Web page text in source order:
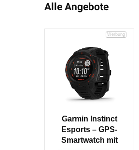
Alle Angebote
Garmin Instinct
Esports – GPS-
Smartwatch mit